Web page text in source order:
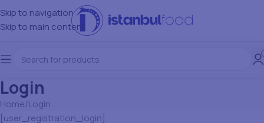
Skip to navigation
Skip to main content
Login
Home Login
[user_registration_login]